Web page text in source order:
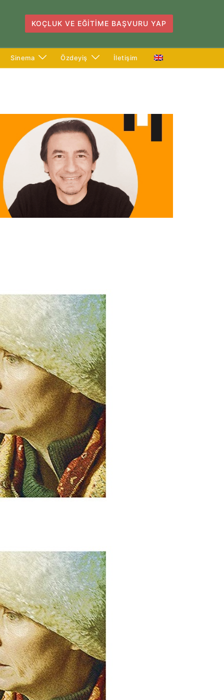
KOÇLUK VE EĞITIME BAŞVURU YAP
Sinema Özdeyiş İletişim